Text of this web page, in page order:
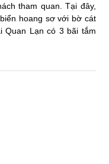
tham quan. Tại đây,
hoang sơ với bờ cát
Quan Lạn có 3 bãi tắm